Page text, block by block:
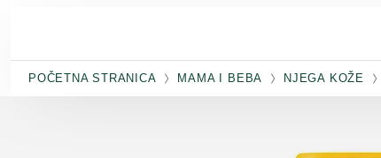
POČETNA STRANICA MAMA I BEBA NJEGA KOŽE